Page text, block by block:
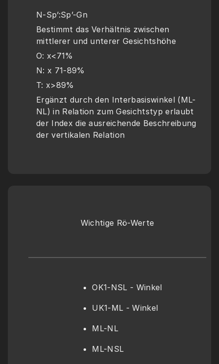
N-Sp’:Sp’-Gn
Bestimmt das Verhältnis zwischen
mittlerer und unterer Gesichtshöhe
O: x<71%
N: x 71-89%
T: x>89%
Ergänzt durch den Interbasiswinkel (ML-
NL) in Relation zum Gesichtstyp erlaubt
der Index die ausreichende Beschreibung
der vertikalen Relation
Wichtige Rö-Werte
OK1-NSL - Winkel
UK1-ML - Winkel
ML-NL
ML-NSL